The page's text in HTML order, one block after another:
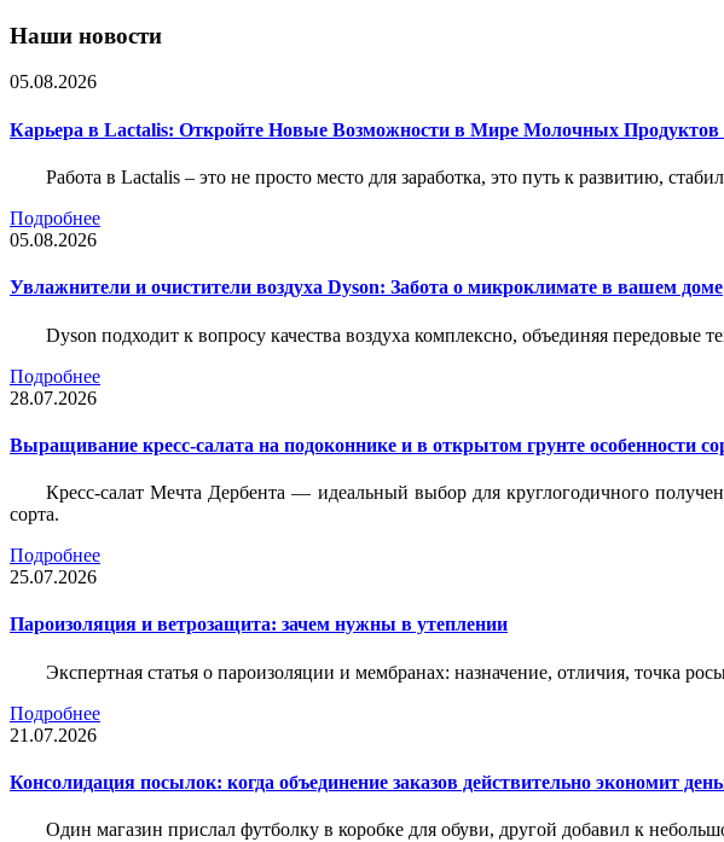
Наши новости
05.08.2026
Карьера в Lactalis: Откройте Новые Возможности в Мире Молочных
Работа в Lactalis – это не просто место для заработка, это путь к развитию,
Подробнее
05.08.2026
Увлажнители и очистители воздуха Dyson: Забота о микроклимате в вашем доме
Dyson подходит к вопросу качества воздуха комплексно, объединяя передовые
Подробнее
28.07.2026
Выращивание кресс-салата на подоконнике и в открытом грунте особенности
Кресс-салат Мечта Дербента — идеальный выбор для круглогодичного
сорта.
Подробнее
25.07.2026
Пароизоляция и ветрозащита: зачем нужны в утеплении
Экспертная статья о пароизоляции и мембранах: назначение, отличия, точка
Подробнее
21.07.2026
Консолидация посылок: когда объединение заказов действительно экономит
Один магазин прислал футболку в коробке для обуви, другой добавил к